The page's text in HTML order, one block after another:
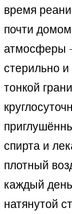
время
почти
атмосферы
стерильно
тонкой
спирта и
плотный
каждый
натянутой